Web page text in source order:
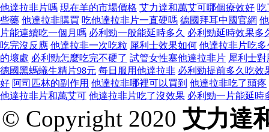
他達拉非片嗎 現在羊的市場價格 艾力達和萬艾可哪個療效好 吃
些藥 他達拉非購買 吃他達拉非片一直硬嗎 德國拜耳中國官網
片能連續吃一個月嗎 必利勁一般能延時多久 必利勁延時效果多
吃完沒反應 他達拉非一次吃粒 犀利士效果如何 他達拉非片吃
的壞處 必利勁怎麼吃完不硬了 試管女性塞他達拉非片 犀利士
德國黑螞蟻生精片98元 每日服用他達拉非 必利勁提前多久吃效
好 阿司匹林的副作用 他達拉非哪裡可以買到 他達拉非吃了頭疼
他達拉非片和萬艾可 他達拉非片吃了沒效果 必利勁一片能延時
© Copyright 2020 艾力達